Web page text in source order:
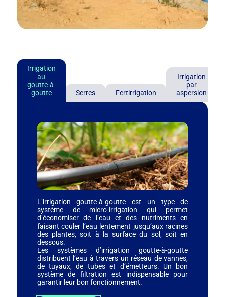
Irrigation
au
goutte-à-
goutte
Serres Fertirrigation
Irrigation
par
aspersion
L’irrigation goutte-à-goutte est un type de
système de micro-irrigation qui permet
d’économiser de l’eau et des nutriments en
faisant couler l’eau lentement jusqu’aux racines
des plantes, soit à la surface du sol, soit en
dessous.
Les systèmes d’irrigation goutte-à-goutte
distribuent l’eau à travers un réseau de vannes,
de tuyaux, de tubes et d’émetteurs. Un bon
système de filtration est indispensable pour
garantir leur bon fonctionnement.